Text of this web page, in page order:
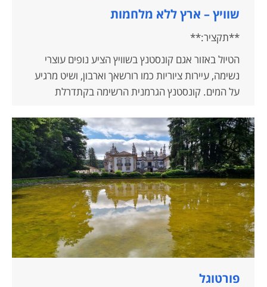
אותנו אחורה בזמן בסמטאות העתיקות שלה, וליסבון
הפורטוגלית ריגשה במוזיקה ובטראמים הייחודיים.
התחנה האחרונה באירופה הייתה פונטה דלגדה
שבאיים האזוריים, עם נופים געשיים מרהיבים.
לאחר חציית האוקיינוס, הגענו לניו יורק מלאים
בזיכרונות, מוכנים לפגוש את בני גיא ולחבר את סיפור
שוויץ – ארץ ללא מלחמות
**תקציר:**
הטיול באזור אגם קונסטנץ בשוויץ הציע נופים עוצרי
נשימה, עיירות ציוריות כמו רורשאך וארבון, ושיט מרגיע
על המים. קונסטנץ הגרמנית הרשימה בקתדרלת
את עוצמת הטבע. לוצרן קיבלה אותנו עם גשר העץ
העתיק שלה, וציריך הפגישה אותנו עם סיפורו המרתק
של רופא ישראלי שהתאהב במדינה. בין טבע, היסטוריה
ואנשים, זה היה מסע של יופי, תרבות וגילוי.
פורטוגל